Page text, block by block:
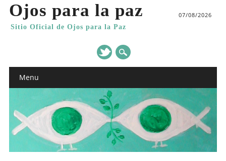
Ojos para la paz
Sitio Oficial de Ojos para la Paz
07/08/2026
Main menu
Menu